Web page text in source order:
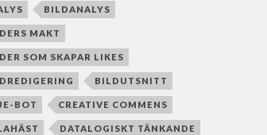
BILDANALYS
MAKT
SOM SKAPAR LIKES
BILDUTSNITT
BOT CREATIVE COMMENS
DATALOGISKT TÄNKANDE